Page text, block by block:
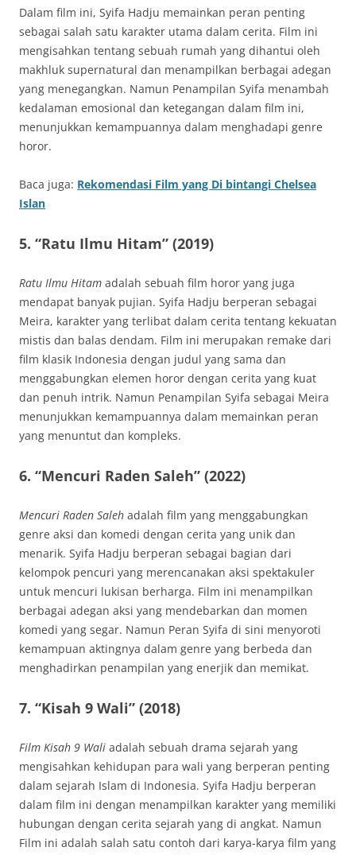
Dalam film ini, Syifa Hadju memainkan peran penting
sebagai salah satu karakter utama dalam cerita. Film ini
mengisahkan tentang sebuah rumah yang dihantui oleh
makhluk supernatural dan menampilkan berbagai adegan
yang menegangkan. Namun Penampilan Syifa menambah
kedalaman emosional dan ketegangan dalam film ini,
menunjukkan kemampuannya dalam menghadapi genre
horor.
Baca juga: Rekomendasi Film yang Di bintangi Chelsea
Islan
5. “Ratu Ilmu Hitam” (2019)
Ratu Ilmu Hitam adalah sebuah film horor yang juga
mendapat banyak pujian. Syifa Hadju berperan sebagai
Meira, karakter yang terlibat dalam cerita tentang kekuatan
mistis dan balas dendam. Film ini merupakan remake dari
film klasik Indonesia dengan judul yang sama dan
menggabungkan elemen horor dengan cerita yang kuat
dan penuh intrik. Namun Penampilan Syifa sebagai Meira
menunjukkan kemampuannya dalam memainkan peran
yang menuntut dan kompleks.
6. “Mencuri Raden Saleh” (2022)
Mencuri Raden Saleh adalah film yang menggabungkan
genre aksi dan komedi dengan cerita yang unik dan
menarik. Syifa Hadju berperan sebagai bagian dari
kelompok pencuri yang merencanakan aksi spektakuler
untuk mencuri lukisan berharga. Film ini menampilkan
berbagai adegan aksi yang mendebarkan dan momen
komedi yang segar. Namun Peran Syifa di sini menyoroti
kemampuan aktingnya dalam genre yang berbeda dan
menghadirkan penampilan yang enerjik dan memikat.
7. “Kisah 9 Wali” (2018)
Film Kisah 9 Wali adalah sebuah drama sejarah yang
mengisahkan kehidupan para wali yang berperan penting
dalam sejarah Islam di Indonesia. Syifa Hadju berperan
dalam film ini dengan menampilkan karakter yang memiliki
hubungan dengan cerita sejarah yang di angkat. Namun
Film ini adalah salah satu contoh dari karya-karya film yang